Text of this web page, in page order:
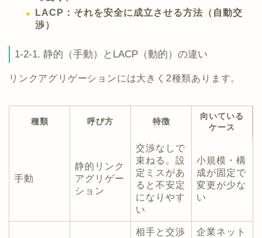
LACP：それを安全に成立させる方法（自動交
渉）
1-2-1. 静的（手動）とLACP（動的）の違い
リンクアグリゲーションには大きく2種類あります。
種類 呼び方 特徴
向いている
ケース
手動
静的リンク
アグリゲー
ション
交渉なしで
束ねる。設
定ミスがあ
ると不安定
になりやす
い
小規模・構
成が固定で
変更が少な
い
相手と交渉
企業ネット